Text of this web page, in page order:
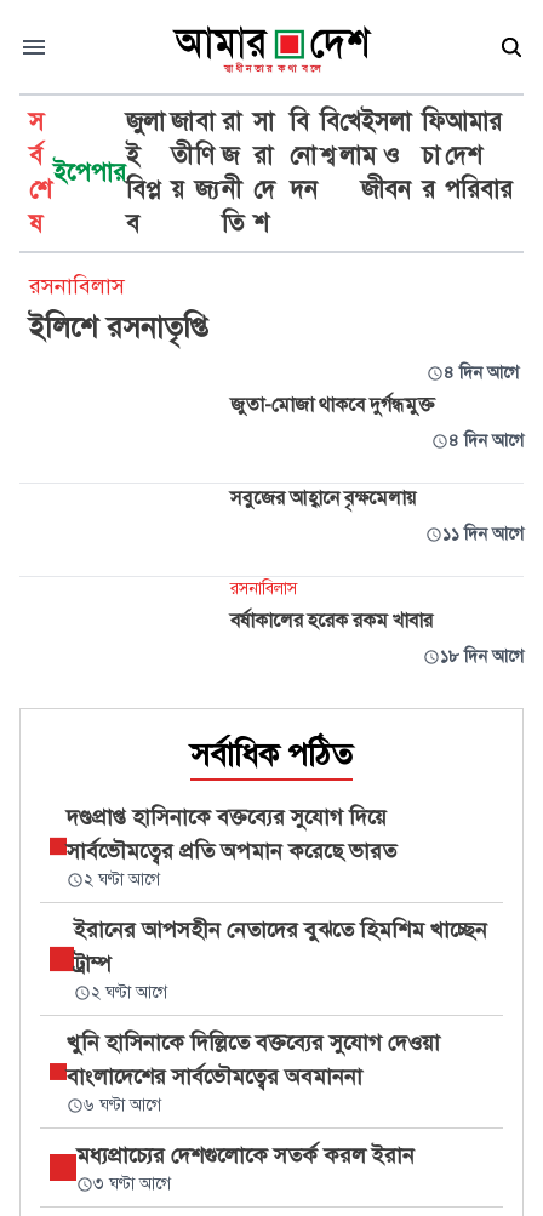
স
র্ব
শে
ষ
ইপেপার
জুলা
ই
বিপ্ল
ব
জা
তী
য়
বা
ণি
জ্য
রা
জ
নী
তি
সা
রা
দে
শ
বি
নো
দন
বি
শ্ব
খে
লা
ইসলা
ম ও
জীবন
ফি
চা
র
আমার
দেশ
পরিবার
আমার জীবন
রসনাবিলাস
ইলিশে রসনাতৃপ্তি
৪ দিন আগে
জুতা-মোজা থাকবে দুর্গন্ধমুক্ত
৪ দিন আগে
সবুজের আহ্বানে বৃক্ষমেলায়
১১ দিন আগে
রসনাবিলাস
বর্ষাকালের হরেক রকম খাবার
১৮ দিন আগে
সর্বাধিক পঠিত
দণ্ডপ্রাপ্ত হাসিনাকে বক্তব্যের সুযোগ দিয়ে
সার্বভৌমত্বের প্রতি অপমান করেছে ভারত
২ ঘণ্টা আগে
ইরানের আপসহীন নেতাদের বুঝতে হিমশিম খাচ্ছেন
ট্রাম্প
২ ঘণ্টা আগে
খুনি হাসিনাকে দিল্লিতে বক্তব্যের সুযোগ দেওয়া
বাংলাদেশের সার্বভৌমত্বের অবমাননা
৬ ঘণ্টা আগে
মধ্যপ্রাচ্যের দেশগুলোকে সতর্ক করল ইরান
৩ ঘণ্টা আগে